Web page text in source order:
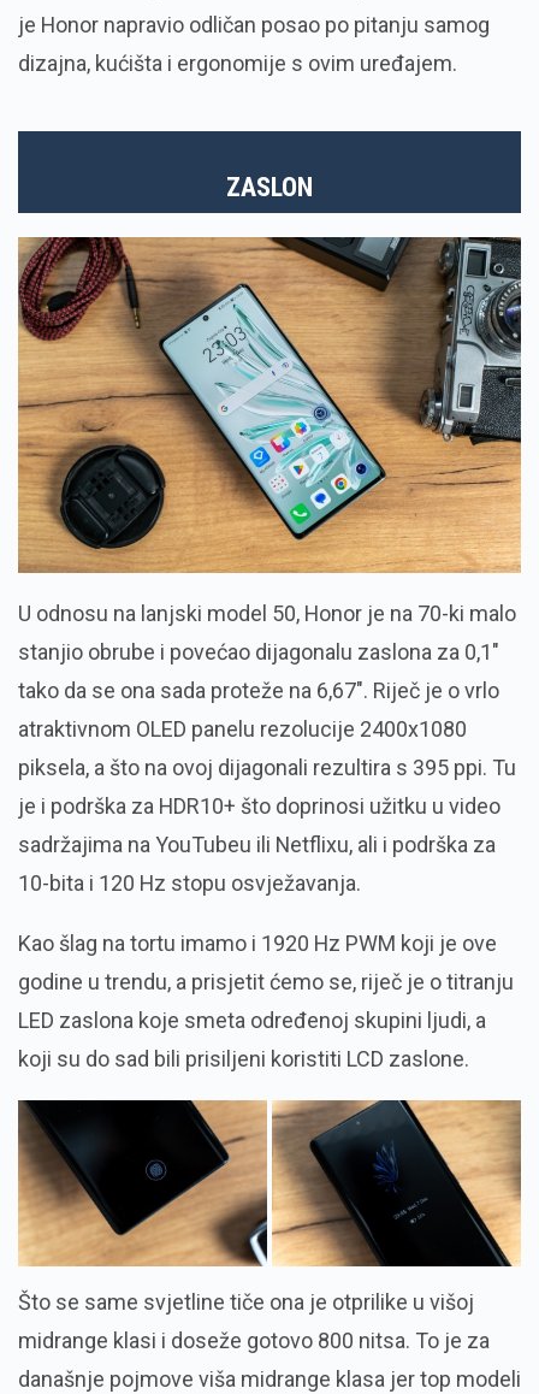
je Honor napravio odličan posao po pitanju samog
dizajna, kućišta i ergonomije s ovim uređajem.
ZASLON
U odnosu na lanjski model 50, Honor je na 70-ki malo
stanjio obrube i povećao dijagonalu zaslona za 0,1"
tako da se ona sada proteže na 6,67". Riječ je o vrlo
atraktivnom OLED panelu rezolucije 2400x1080
piksela, a što na ovoj dijagonali rezultira s 395 ppi. Tu
je i podrška za HDR10+ što doprinosi užitku u video
sadržajima na YouTubeu ili Netflixu, ali i podrška za
10-bita i 120 Hz stopu osvježavanja.
Kao šlag na tortu imamo i 1920 Hz PWM koji je ove
godine u trendu, a prisjetit ćemo se, riječ je o titranju
LED zaslona koje smeta određenoj skupini ljudi, a
koji su do sad bili prisiljeni koristiti LCD zaslone.
Što se same svjetline tiče ona je otprilike u višoj
midrange klasi i doseže gotovo 800 nitsa. To je za
današnje pojmove viša midrange klasa jer top modeli